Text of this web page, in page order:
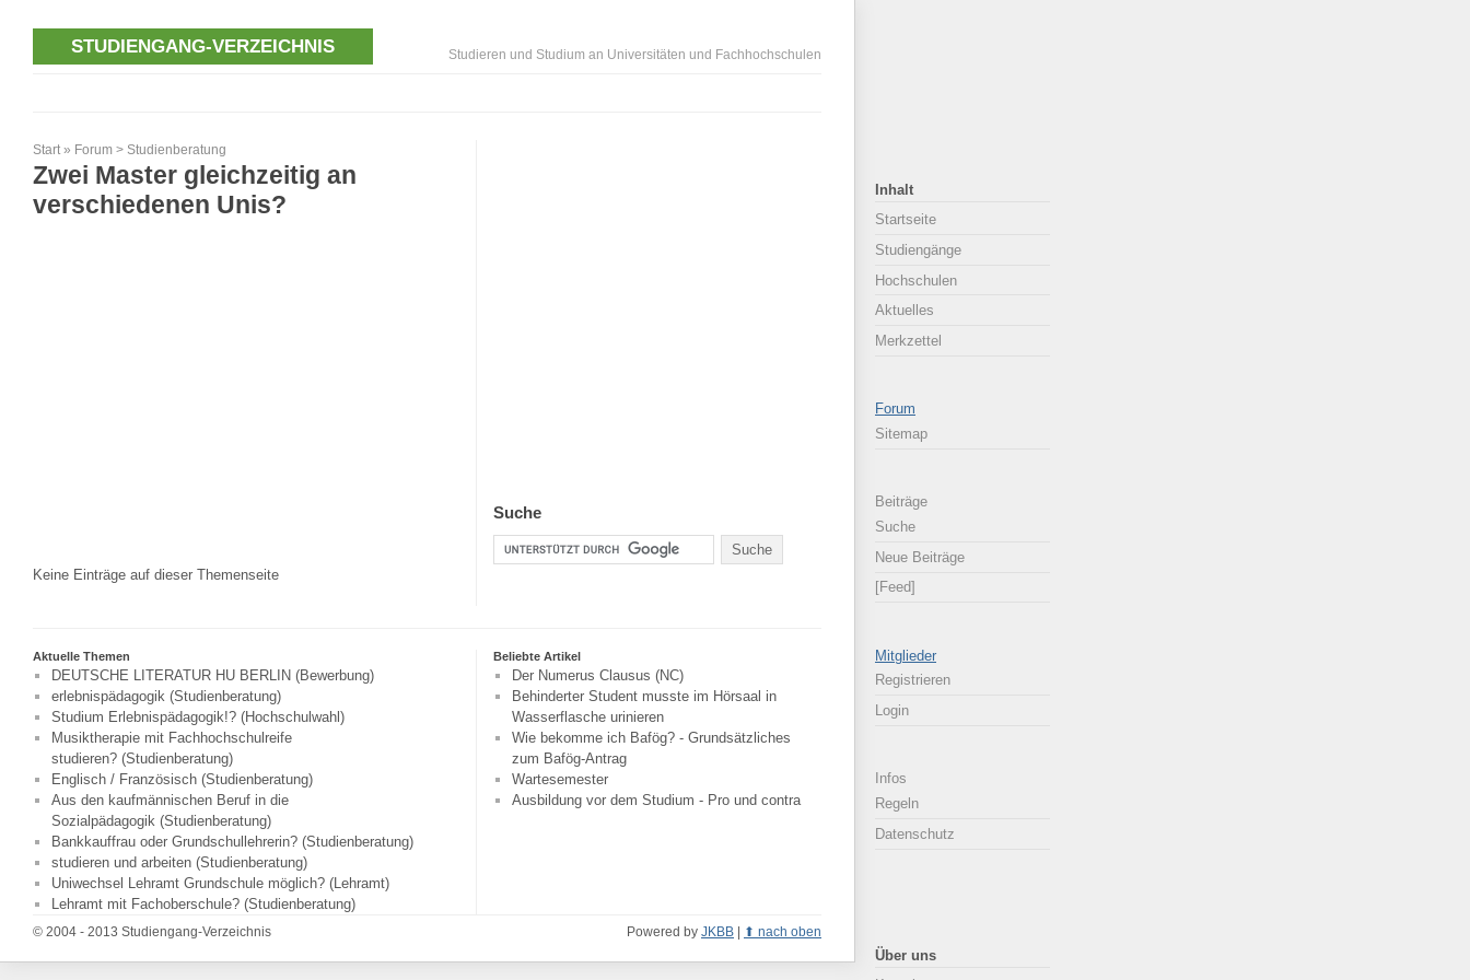
STUDIENGANG-VERZEICHNIS Studieren und Studium an Universitäten und Fachhochschulen
Start » Forum > Studienberatung
Zwei Master gleichzeitig an
verschiedenen Unis?
Keine Einträge auf dieser Themenseite
Suche
Inhalt
Startseite
Studiengänge
Hochschulen
Aktuelles
Merkzettel
Forum
Sitemap
Beiträge
Suche
Neue Beiträge
[Feed]
Mitglieder
Registrieren
Login
Infos
Regeln
Datenschutz
Über uns
Aktuelle Themen
DEUTSCHE LITERATUR HU BERLIN (Bewerbung)
erlebnispädagogik (Studienberatung)
Studium Erlebnispädagogik!? (Hochschulwahl)
Musiktherapie mit Fachhochschulreife
studieren? (Studienberatung)
Englisch / Französisch (Studienberatung)
Aus den kaufmännischen Beruf in die
Sozialpädagogik (Studienberatung)
Bankkauffrau oder Grundschullehrerin? (Studienberatung)
studieren und arbeiten (Studienberatung)
Uniwechsel Lehramt Grundschule möglich? (Lehramt)
Lehramt mit Fachoberschule? (Studienberatung)
Beliebte Artikel
Der Numerus Clausus (NC)
Behinderter Student musste im Hörsaal in
Wasserflasche urinieren
Wie bekomme ich Bafög? - Grundsätzliches
zum Bafög-Antrag
Wartesemester
Ausbildung vor dem Studium - Pro und contra
© 2004 - 2013 Studiengang-Verzeichnis Powered by JKBB nach oben